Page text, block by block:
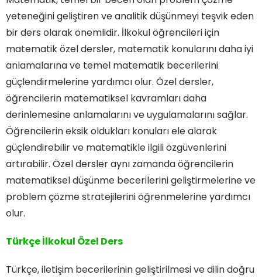
yeteneğini geliştiren ve analitik düşünmeyi teşvik eden
bir ders olarak önemlidir. İlkokul öğrencileri için
matematik özel dersler, matematik konularını daha iyi
anlamalarına ve temel matematik becerilerini
güçlendirmelerine yardımcı olur. Özel dersler,
öğrencilerin matematiksel kavramları daha
derinlemesine anlamalarını ve uygulamalarını sağlar.
Öğrencilerin eksik oldukları konuları ele alarak
güçlendirebilir ve matematikle ilgili özgüvenlerini
artırabilir. Özel dersler aynı zamanda öğrencilerin
matematiksel düşünme becerilerini geliştirmelerine ve
problem çözme stratejilerini öğrenmelerine yardımcı
olur.
Türkçe İlkokul Özel Ders
Türkçe, iletişim becerilerinin geliştirilmesi ve dilin doğru